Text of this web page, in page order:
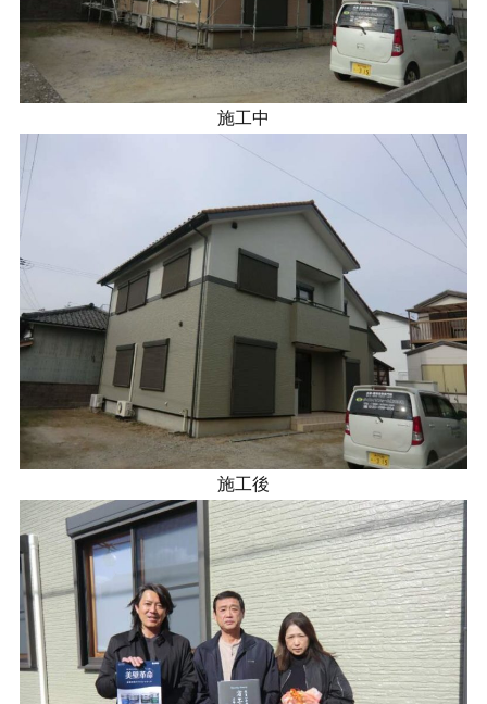
施工中
施工後